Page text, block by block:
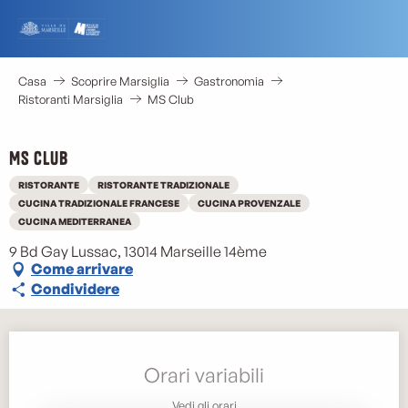
contenu
principal
Casa Scoprire Marsiglia
Gastronomia
Ristoranti Marsiglia
MS Club
MS Club
RISTORANTE
RISTORANTE TRADIZIONALE
CUCINA TRADIZIONALE FRANCESE
CUCINA PROVENZALE
CUCINA MEDITERRANEA
9 Bd Gay Lussac, 13014 Marseille 14ème
Come arrivare
Condividere
Orari variabili